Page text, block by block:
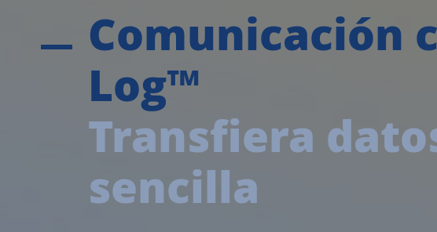
Comunicación
Log™
Transfiera
sencilla